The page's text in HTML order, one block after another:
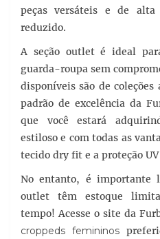
peças versáteis e de
reduzido.
A seção outlet é ideal
guarda-roupa sem
disponíveis são de
padrão de excelência da
que você estará
estiloso e com todas as
tecido dry fit e a proteção UV
No entanto, é importante
outlet têm estoque
tempo! Acesse o site da
croppeds femininos